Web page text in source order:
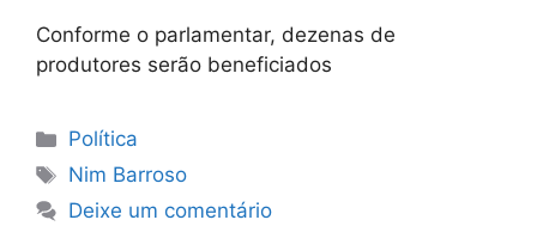
Conforme o parlamentar, dezenas de
produtores serão beneficiados
Categorias
Política
Tags
Nim Barroso
Deixe um comentário